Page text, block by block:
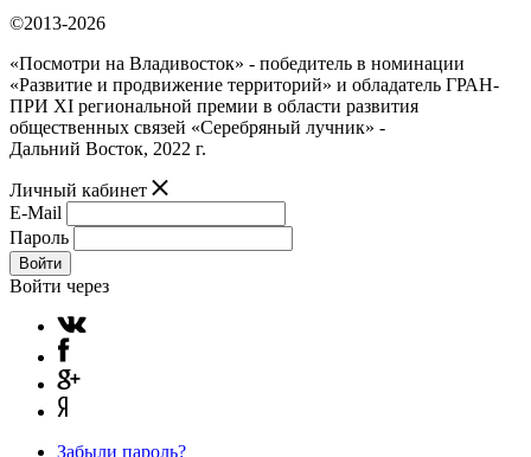
©2013-2026
«Посмотри на Владивосток» - победитель в номинации
«Развитие и продвижение территорий» и обладатель ГРАН-
ПРИ XI региональной премии в области развития
общественных связей «Серебряный лучник» -
Дальний Восток, 2022 г.
Личный кабинет
E-Mail
Пароль
Войти
Войти через
Забыли пароль?